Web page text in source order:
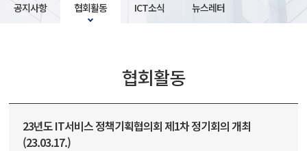
공지사항 협회활동 ICT소식 뉴스레터
협회활동
23년도 IT서비스 정책기획협의회 제1차 정기회의 개최
(23.03.17.)